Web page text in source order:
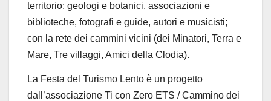
territorio: geologi e botanici, associazioni e
biblioteche, fotografi e guide, autori e musicisti;
con la rete dei cammini vicini (dei Minatori, Terra e
Mare, Tre villaggi, Amici della Clodia).
La Festa del Turismo Lento è un progetto
dall’associazione Ti con Zero ETS / Cammino dei